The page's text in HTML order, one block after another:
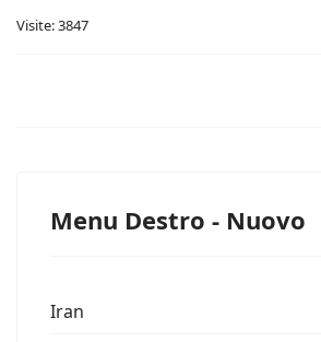
Visite: 3847
Menu Destro - Nuovo
Iran